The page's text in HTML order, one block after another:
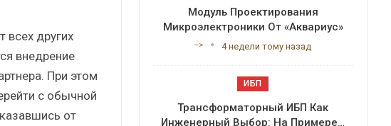
всех других
внедрение
При этом
с обычной
от
Модуль Проектирования
Микроэлектроники От «Аквариус»
--> 4 недели тому назад
ИБП
Трансформаторный ИБП Как
Инженерный Выбор: На Примере…